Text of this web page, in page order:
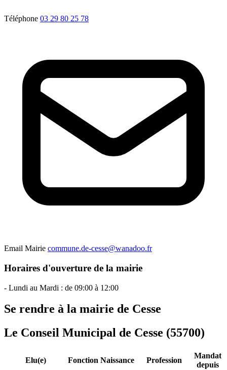
Téléphone 03 29 80 25 78
Email Mairie commune.de-cesse@wanadoo.fr
Horaires d'ouverture de la mairie
- Lundi au Mardi : de 09:00 à 12:00
Se rendre à la mairie de Cesse
Le Conseil Municipal de Cesse (55700)
Elu(e) Fonction Naissance Profession
Mandat
depuis